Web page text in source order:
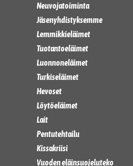
Neuvojatoiminta
Jäsenyhdistyksemme
Lemmikkieläimet
Tuotantoeläimet
Luonnoneläimet
Turkiseläimet
Hevoset
Löytöeläimet
Lait
Pentutehtailu
Kissakriisi
Vuoden eläinsuojeluteko